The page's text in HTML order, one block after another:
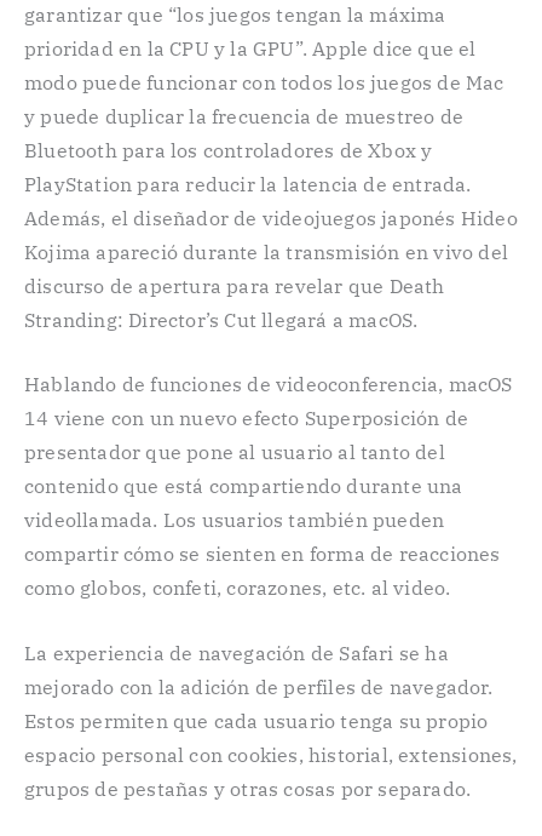
garantizar que “los juegos tengan la máxima
prioridad en la CPU y la GPU”. Apple dice que el
modo puede funcionar con todos los juegos de Mac
y puede duplicar la frecuencia de muestreo de
Bluetooth para los controladores de Xbox y
PlayStation para reducir la latencia de entrada.
Además, el diseñador de videojuegos japonés Hideo
Kojima apareció durante la transmisión en vivo del
discurso de apertura para revelar que Death
Stranding: Director’s Cut llegará a macOS.
Hablando de funciones de videoconferencia, macOS
14 viene con un nuevo efecto Superposición de
presentador que pone al usuario al tanto del
contenido que está compartiendo durante una
videollamada. Los usuarios también pueden
compartir cómo se sienten en forma de reacciones
como globos, confeti, corazones, etc. al video.
La experiencia de navegación de Safari se ha
mejorado con la adición de perfiles de navegador.
Estos permiten que cada usuario tenga su propio
espacio personal con cookies, historial, extensiones,
grupos de pestañas y otras cosas por separado.